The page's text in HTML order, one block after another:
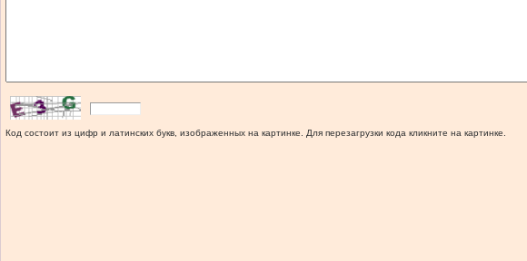
Код состоит из цифр и латинских букв, изображенных на картинке. Для перезагрузки кода кликните на картинке.